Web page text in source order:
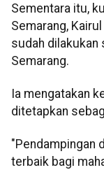
Sementara itu,
Semarang,
sudah
Semarang.
Ia mengatakan
ditetapkan
"Pendampingan
terbaik bagi